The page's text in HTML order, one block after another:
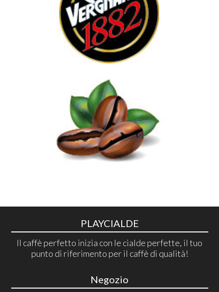
PLAYCIALDE
Il caffè perfetto inizia con le cialde perfette, il tuo
punto di riferimento per il caffè di qualità!
Negozio